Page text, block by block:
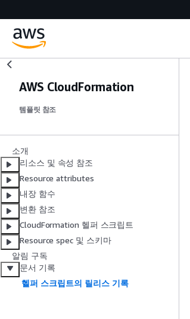
AWS CloudFormation
템플릿 참조
소개
리소스 및 속성 참조
Resource attributes
내장 함수
변환 참조
CloudFormation 헬퍼 스크립트
Resource spec 및 스키마
알림 구독
문서 기록
헬퍼 스크립트의 릴리스 기록